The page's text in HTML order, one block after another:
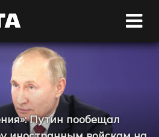
Путин пообещал